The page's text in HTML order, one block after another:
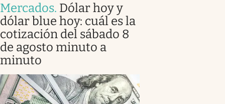
Mercados. Dólar hoy y
dólar blue hoy: cuál es la
cotización del sábado 8
de agosto minuto a
minuto